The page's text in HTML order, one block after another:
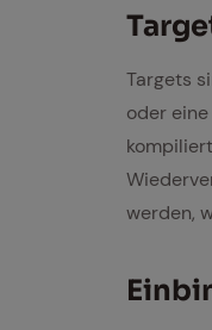
Targets
oder
werden,